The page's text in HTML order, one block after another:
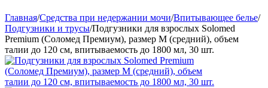
Главная/Средства при недержании мочи/Впитывающее белье/
Подгузники и трусы/Подгузники для взрослых Solomed
Premium (Соломед Премиум), размер М (средний), объем
талии до 120 см, впитываемость до 1800 мл, 30 шт.